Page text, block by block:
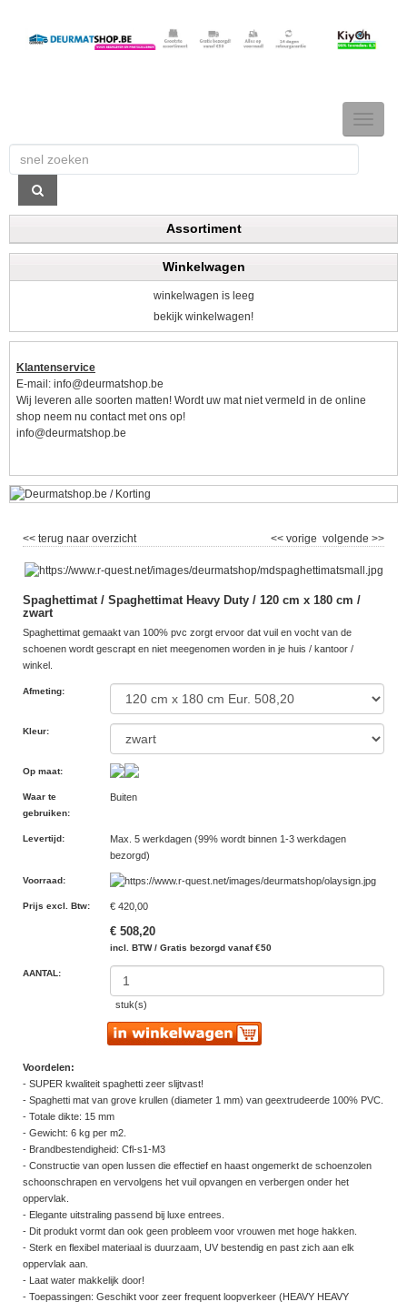
TOGGLE
Assortiment
Winkelwagen
winkelwagen is leeg
bekijk winkelwagen!
Klantenservice
E-mail: info@deurmatshop.be
Wij leveren alle soorten matten! Wordt uw mat niet vermeld in de online
shop neem nu contact met ons op!
info@deurmatshop.be
<< terug naar overzicht volgende >>
<< vorige
Spaghettimat / Spaghettimat Heavy Duty / 120 cm x 180 cm /
zwart
Spaghettimat gemaakt van 100% pvc zorgt ervoor dat vuil en vocht van de
schoenen wordt gescrapt en niet meegenomen worden in je huis / kantoor /
winkel.
Afmeting:
Kleur:
Op maat:
Waar te
gebruiken:
Buiten
Levertijd :
Max. 5 werkdagen (99% wordt binnen 1-3 werkdagen
bezorgd)
Voorraad :
Prijs excl. Btw: € 420,00
€ 508,20
incl. BTW / Gratis bezorgd vanaf €50
AANTAL:
stuk(s)
Voordelen:
- SUPER kwaliteit spaghetti zeer slijtvast!
- Spaghetti mat van grove krullen (diameter 1 mm) van geextrudeerde 100% PVC.
- Totale dikte: 15 mm
- Gewicht: 6 kg per m2.
- Brandbestendigheid: Cfl-s1-M3
- Constructie van open lussen die effectief en haast ongemerkt de schoenzolen
schoonschrapen en vervolgens het vuil opvangen en verbergen onder het
oppervlak.
- Elegante uitstraling passend bij luxe entrees.
- Dit produkt vormt dan ook geen probleem voor vrouwen met hoge hakken.
- Sterk en flexibel materiaal is duurzaam, UV bestendig en past zich aan elk
oppervlak aan.
- Laat water makkelijk door!
- Toepassingen: Geschikt voor zeer frequent loopverkeer (HEAVY HEAVY